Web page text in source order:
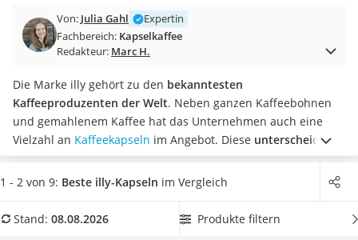
Balsamico-Essig
Schwarzkümmelöl bio
Honig
Gemüsebrühe
Eiskaffee-Pulver
Irischer Whiskey
Grapefruitkernextrakt
Matcha-Set
MCT-Öl
Von: Julia Gahl
Expertin
Fachbereich: Kapselkaffee
Redakteur: Marc H.
Die Marke illy gehört zu den bekanntesten
Kaffeeproduzenten der Welt. Neben ganzen Kaffeebohnen
und gemahlenem Kaffee hat das Unternehmen auch eine
Vielzahl an Kaffeekapseln im Angebot. Diese unterscheiden
sich laut Tests im Internet im Geschmack und der Intensität.
Sind Sie auf der Suche nach einemKaffee ohne Koffein
Vergleichstabelle, die durch ein spezielles
1 - 2 von 9: Beste illy-Kapseln im Vergleich
Stand: 08.08.2026 Produkte filtern